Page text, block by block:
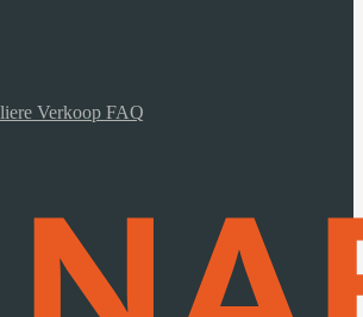
Verkoop FAQ